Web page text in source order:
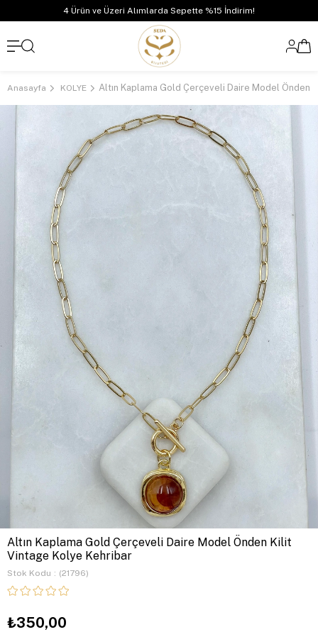
4 Ürün ve Üzeri Alımlarda Sepette %15 İndirim!
Anasayfa KOLYE
Altın Kaplama Gold Çerçeveli Daire Model Önden Kilit
Vintage Kolye Kehribar
Stok Kodu (21796)
₺350,00